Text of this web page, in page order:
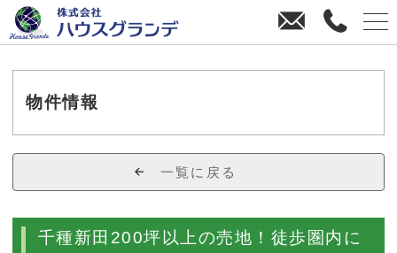
4
7
お
物件情報
一覧に戻る
千種新田200坪以上の売地！徒歩圏内に